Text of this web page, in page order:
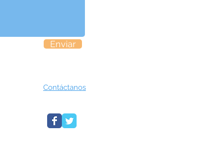
Enviar
Contáctanos